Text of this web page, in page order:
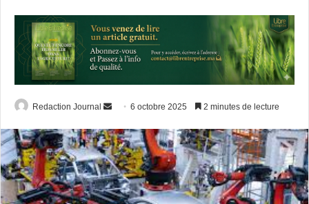
Redaction Journal
Envoyer
courriel
6 octobre 2025 2 minutes de lecture